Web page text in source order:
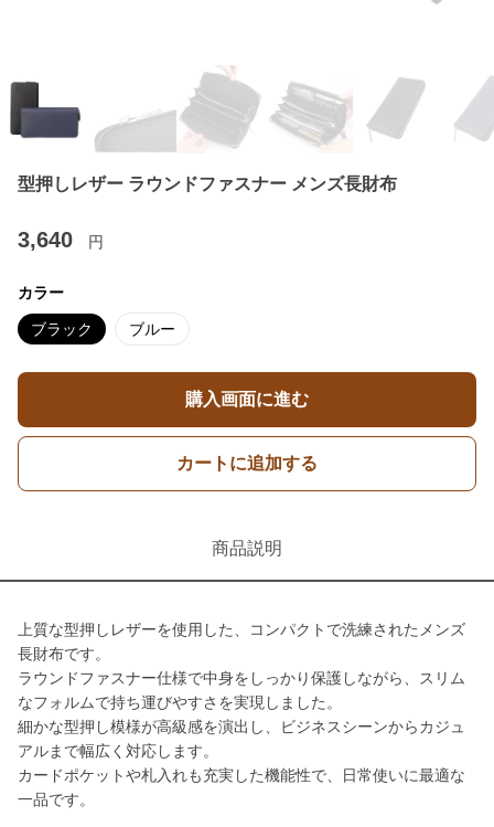
型押しレザー ラウンドファスナー メンズ長財布
3,640 円
カラー
ブラック ブルー
購入画面に進む
カートに追加する
商品説明
上質な型押しレザーを使用した、コンパクトで洗練されたメンズ
長財布です。
ラウンドファスナー仕様で中身をしっかり保護しながら、スリム
なフォルムで持ち運びやすさを実現しました。
細かな型押し模様が高級感を演出し、ビジネスシーンからカジュ
アルまで幅広く対応します。
カードポケットや札入れも充実した機能性で、日常使いに最適な
一品です。